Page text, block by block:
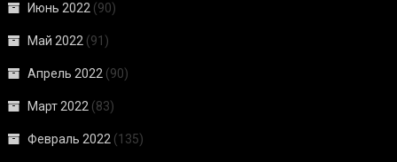
Июнь 2022 (90)
Май 2022 (91)
Апрель 2022 (90)
Март 2022 (83)
Февраль 2022 (135)